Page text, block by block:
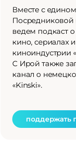
Вместе с
Посредниковой
ведем подкаст
кино, сериалах
киноиндустрии
С Ирой также
канал о
«Kinski».
поддержать